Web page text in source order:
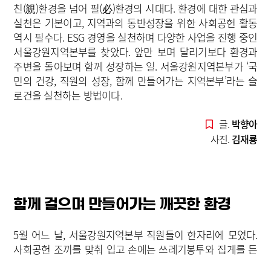
친(親)환경을 넘어 필(必)환경의 시대다. 환경에 대한 관심과
실천은 기본이고, 지역과의 동반성장을 위한 사회공헌 활동
역시 필수다. ESG 경영을 실천하며 다양한 사업을 진행 중인
서울강원지역본부를 찾았다. 앞만 보며 달리기보다 환경과
주변을 돌아보며 함께 성장하는 일. 서울강원지역본부가 ‘국
민의 건강, 직원의 성장, 함께 만들어가는 지역본부’라는 슬
로건을 실천하는 방법이다.
글. 박향아
사진. 김재룡
함께 걸으며 만들어가는 깨끗한 환경
5월 어느 날, 서울강원지역본부 직원들이 한자리에 모였다.
사회공헌 조끼를 맞춰 입고 손에는 쓰레기봉투와 집게를 든